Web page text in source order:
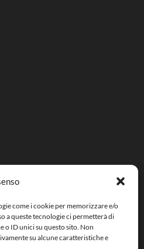
come i cookie per memorizzare e/o
a queste tecnologie ci permetterà di
o ID unici su questo sito. Non
su alcune caratteristiche e